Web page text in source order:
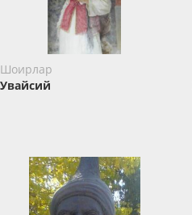
Шоирлар
Увайсий